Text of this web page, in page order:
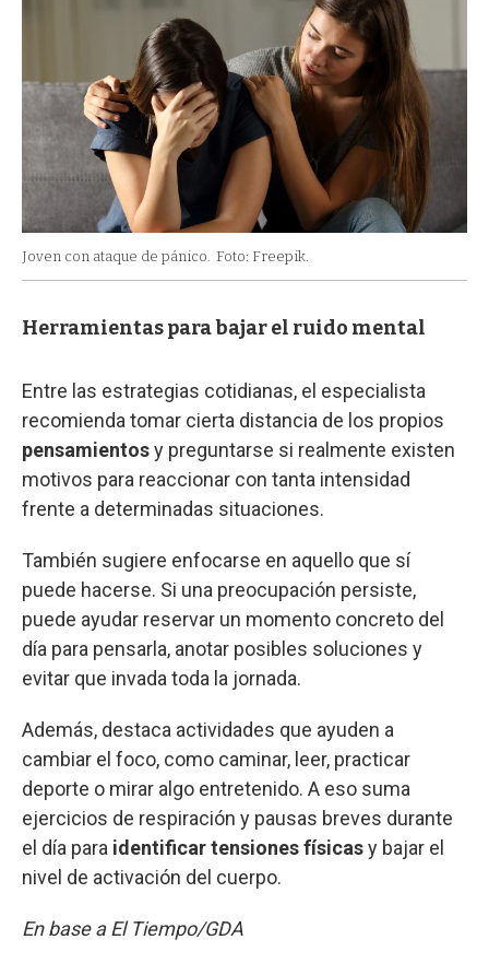
Joven con ataque de pánico. Foto: Freepik.
Herramientas para bajar el ruido mental
Entre las estrategias cotidianas, el especialista
recomienda tomar cierta distancia de los propios
pensamientosy preguntarse si realmente existen
motivos para reaccionar con tanta intensidad
frente a determinadas situaciones.
También sugiere enfocarse en aquello que sí
puede hacerse. Si una preocupación persiste,
puede ayudar reservar un momento concreto del
día para pensarla, anotar posibles soluciones y
evitar que invada toda la jornada.
Además, destaca actividades que ayuden a
cambiar el foco, como caminar, leer, practicar
deporte o mirar algo entretenido. A eso suma
ejercicios de respiración y pausas breves durante
el día para identificar tensiones físicasy bajar el
nivel de activación del cuerpo.
En base a El Tiempo/GDA